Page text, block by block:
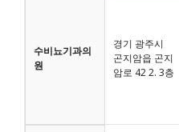
수비뇨기과의
원
경기 광주시
곤지암읍 곤지
암로 42 2. 3층